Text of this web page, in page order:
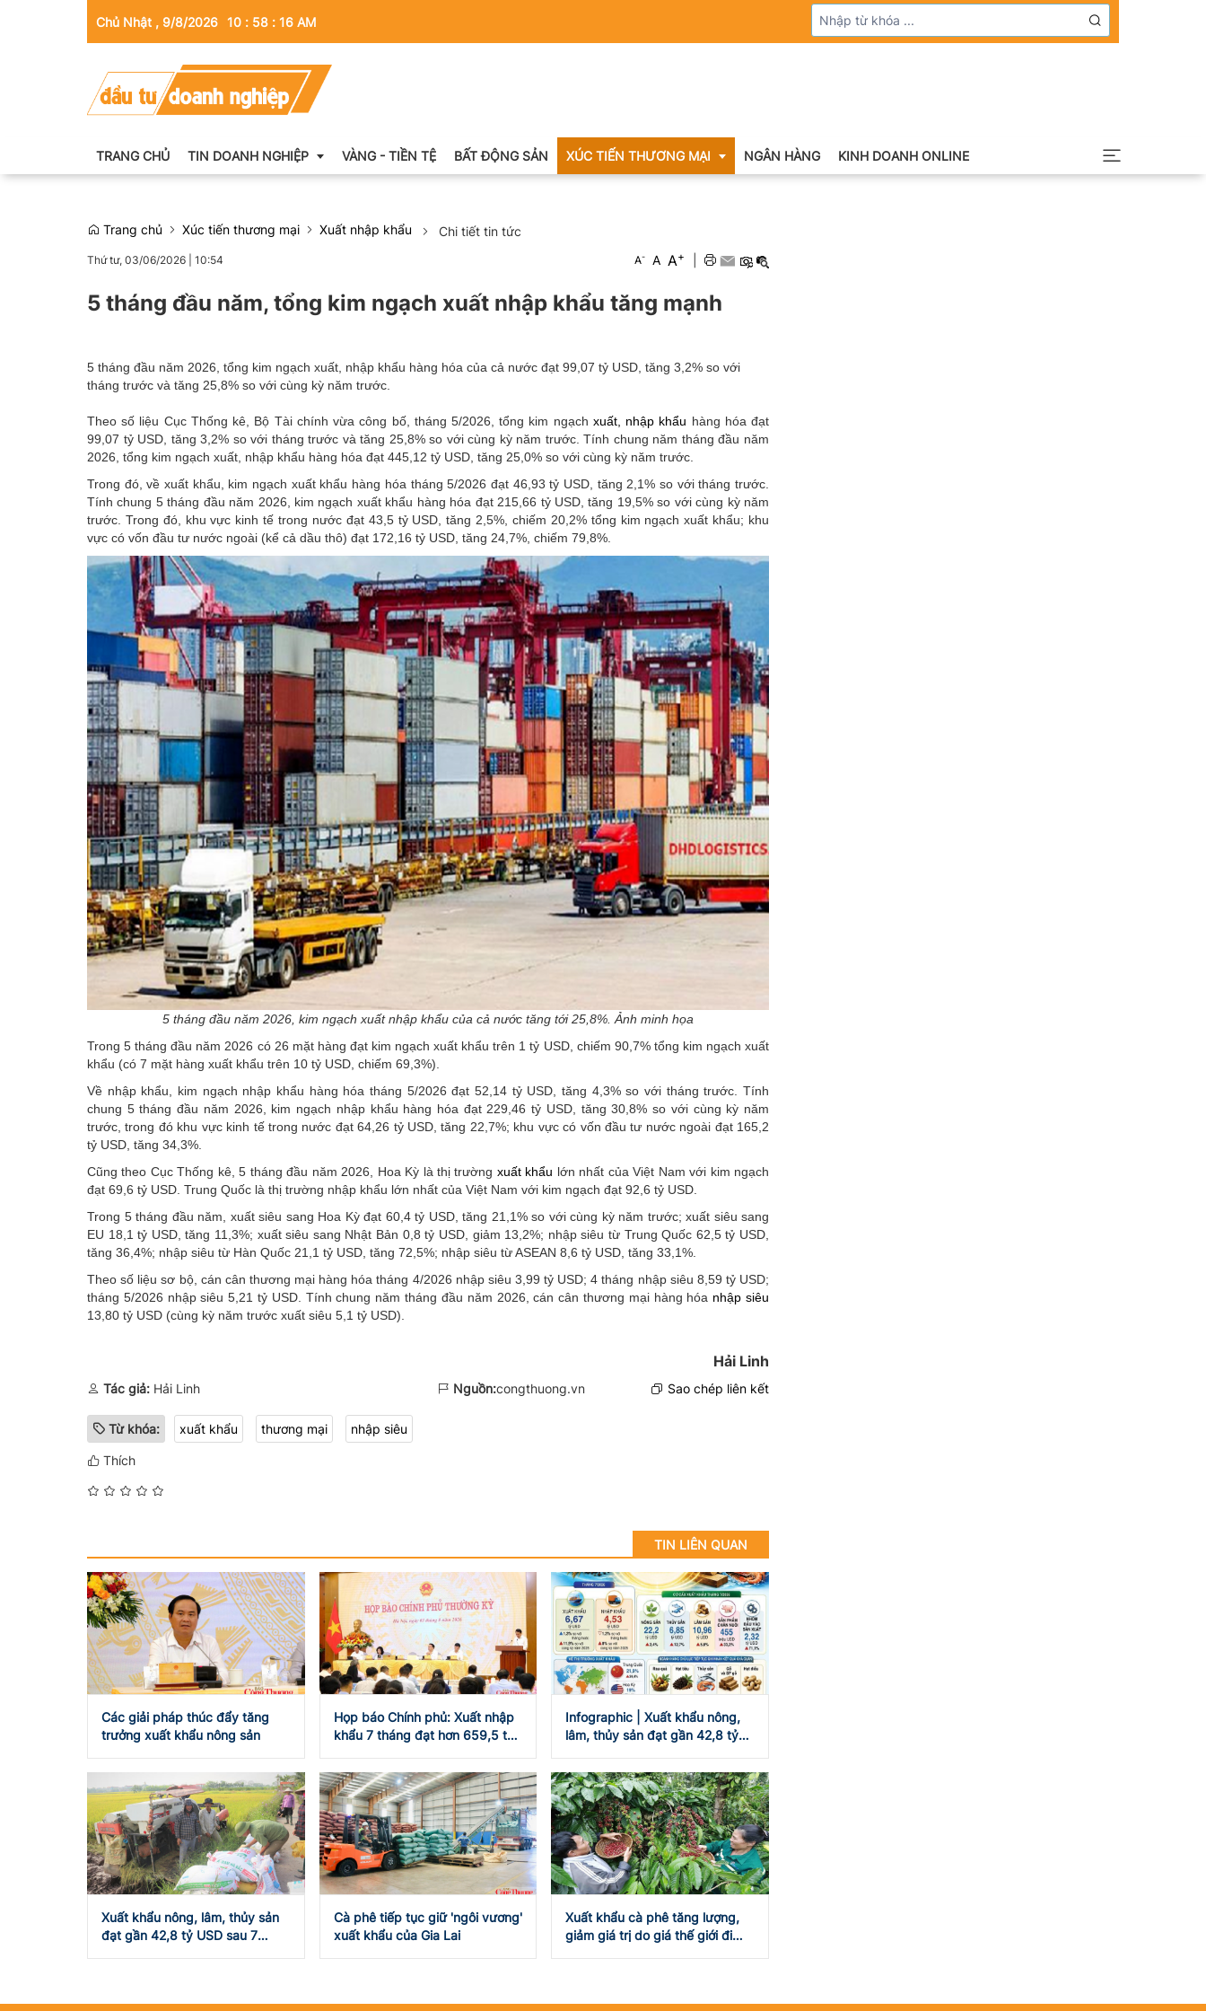
Chủ Nhật , 9/8/2026 10 : 58 : 17AM
TRANG CHỦ TIN DOANH NGHIỆP
Thông tin doanh nghiệp
Kinh tế tài chính
VÀNG - TIỀN TỆ BẤT ĐỘNG SẢN XÚC TIẾN THƯƠNG MẠI
Hội chợ triển lãm
NGÂN HÀNG KINH DOANH ONLINE
Trang chủ Xúc tiến thương mại Xuất nhập khẩu Chi tiết tin tức
Thứ tư, 03/06/2026 10:54 A- A A+
5 tháng đầu năm, tổng kim ngạch xuất nhập khẩu tăng mạnh
5 tháng đầu năm 2026, tổng kim ngạch xuất, nhập khẩu hàng hóa của cả nước đạt 99,07 tỷ USD, tăng 3,2% so với
tháng trước và tăng 25,8% so với cùng kỳ năm trước.
Theo số liệu Cục Thống kê, Bộ Tài chính vừa công bố, tháng 5/2026, tổng kim ngạch xuất, nhập khẩu hàng hóa đạt
99,07 tỷ USD, tăng 3,2% so với tháng trước và tăng 25,8% so với cùng kỳ năm trước. Tính chung năm tháng đầu năm
2026, tổng kim ngạch xuất, nhập khẩu hàng hóa đạt 445,12 tỷ USD, tăng 25,0% so với cùng kỳ năm trước.
Trong đó, về xuất khẩu, kim ngạch xuất khẩu hàng hóa tháng 5/2026 đạt 46,93 tỷ USD, tăng 2,1% so với tháng trước.
Tính chung 5 tháng đầu năm 2026, kim ngạch xuất khẩu hàng hóa đạt 215,66 tỷ USD, tăng 19,5% so với cùng kỳ năm
trước. Trong đó, khu vực kinh tế trong nước đạt 43,5 tỷ USD, tăng 2,5%, chiếm 20,2% tổng kim ngạch xuất khẩu; khu
vực có vốn đầu tư nước ngoài (kể cả dầu thô) đạt 172,16 tỷ USD, tăng 24,7%, chiếm 79,8%.
5 tháng đầu năm 2026, kim ngạch xuất nhập khẩu của cả nước tăng tới 25,8%. Ảnh minh họa
Trong 5 tháng đầu năm 2026 có 26 mặt hàng đạt kim ngạch xuất khẩu trên 1 tỷ USD, chiếm 90,7% tổng kim ngạch xuất
khẩu (có 7 mặt hàng xuất khẩu trên 10 tỷ USD, chiếm 69,3%).
Về nhập khẩu, kim ngạch nhập khẩu hàng hóa tháng 5/2026 đạt 52,14 tỷ USD, tăng 4,3% so với tháng trước. Tính
chung 5 tháng đầu năm 2026, kim ngạch nhập khẩu hàng hóa đạt 229,46 tỷ USD, tăng 30,8% so với cùng kỳ năm
trước, trong đó khu vực kinh tế trong nước đạt 64,26 tỷ USD, tăng 22,7%; khu vực có vốn đầu tư nước ngoài đạt 165,2
tỷ USD, tăng 34,3%.
Cũng theo Cục Thống kê, 5 tháng đầu năm 2026, Hoa Kỳ là thị trường xuất khẩu lớn nhất của Việt Nam với kim ngạch
đạt 69,6 tỷ USD. Trung Quốc là thị trường nhập khẩu lớn nhất của Việt Nam với kim ngạch đạt 92,6 tỷ USD.
Trong 5 tháng đầu năm, xuất siêu sang Hoa Kỳ đạt 60,4 tỷ USD, tăng 21,1% so với cùng kỳ năm trước; xuất siêu sang
EU 18,1 tỷ USD, tăng 11,3%; xuất siêu sang Nhật Bản 0,8 tỷ USD, giảm 13,2%; nhập siêu từ Trung Quốc 62,5 tỷ USD,
tăng 36,4%; nhập siêu từ Hàn Quốc 21,1 tỷ USD, tăng 72,5%; nhập siêu từ ASEAN 8,6 tỷ USD, tăng 33,1%.
Theo số liệu sơ bộ, cán cân thương mại hàng hóa tháng 4/2026 nhập siêu 3,99 tỷ USD; 4 tháng nhập siêu 8,59 tỷ USD;
tháng 5/2026 nhập siêu 5,21 tỷ USD. Tính chung năm tháng đầu năm 2026, cán cân thương mại hàng hóa nhập siêu
13,80 tỷ USD (cùng kỳ năm trước xuất siêu 5,1 tỷ USD).
Hải Linh
Tác giả: Hải Linh Nguồn:congthuong.vn Sao chép liên kết
Từ khóa: xuất khẩu thương mại nhập siêu
Thích
TIN LIÊN QUAN
Các giải pháp thúc đẩy tăng
trưởng xuất khẩu nông sản
Họp báo Chính phủ: Xuất nhập
khẩu 7 tháng đạt hơn 659,5 tỷ
Infographic | Xuất khẩu nông,
lâm, thủy sản đạt gần 42,8 tỷ
Xuất khẩu nông, lâm, thủy sản
đạt gần 42,8 tỷ USD sau 7
Cà phê tiếp tục giữ 'ngôi vương'
xuất khẩu của Gia Lai
Xuất khẩu cà phê tăng lượng,
giảm giá trị do giá thế giới đi